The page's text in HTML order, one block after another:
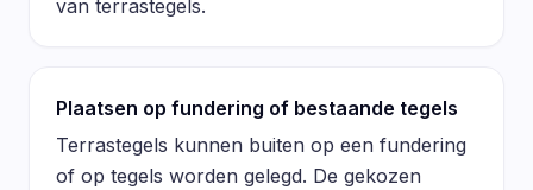
van terrastegels.
Plaatsen op fundering of bestaande tegels
Terrastegels kunnen buiten op een fundering
of op tegels worden gelegd. De gekozen